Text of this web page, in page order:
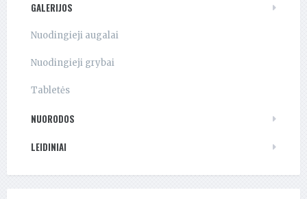
GALERIJOS
Nuodingieji augalai
Nuodingieji grybai
Tabletės
NUORODOS
LEIDINIAI